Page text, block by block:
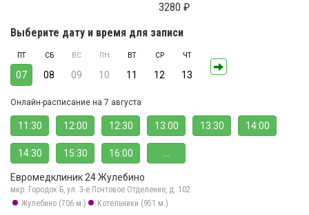
3280 ₽
Выберите дату и время для записи
ПТ
07
СБ
08
ВС
09
ПН
10
ВТ
11
СР
12
ЧТ
13
Онлайн-расписание на 7 августа
11:30 12:00 12:30 13:00 13:30 14:00
14:30 15:30 16:00
Евромедклиник 24 Жулебино
мкр. Городок Б, ул. 3-е Почтовое Отделение, д. 102
Жулебино (706 м.)
Котельники (951 м.)